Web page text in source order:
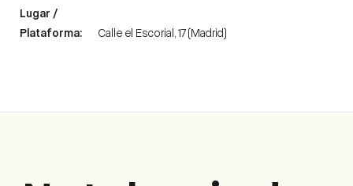
Calle el Escorial, 17 (Madrid)